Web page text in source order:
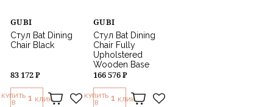
GUBI
Стул Bat Dining
Chair Black
83 172 ₽
КУПИТЬ
В
1 КЛИК
GUBI
Стул Bat Dining
Chair Fully
Upholstered
Wooden Base
166 576 ₽
КУПИТЬ
В
1 КЛИК